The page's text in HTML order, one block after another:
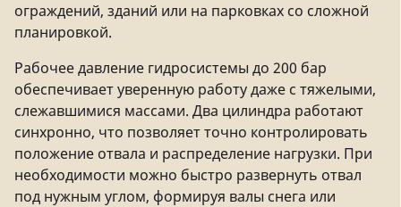
ограждений, зданий или на парковках со сложной
планировкой.
Рабочее давление гидросистемы до 200 бар
обеспечивает уверенную работу даже с тяжелыми,
слежавшимися массами. Два цилиндра работают
синхронно, что позволяет точно контролировать
положение отвала и распределение нагрузки. При
необходимости можно быстро развернуть отвал
под нужным углом, формируя валы снега или